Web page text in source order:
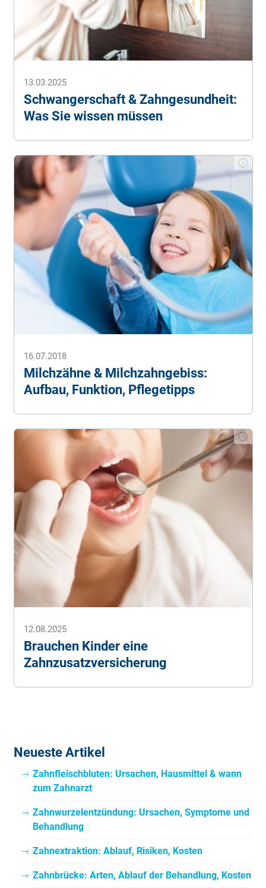
13.03.2025
Schwangerschaft & Zahngesundheit:
Was Sie wissen müssen
16.07.2018
Milchzähne & Milchzahngebiss:
Aufbau, Funktion, Pflegetipps
12.08.2025
Brauchen Kinder eine
Zahnzusatzversicherung
Neueste Artikel
Zahnfleischbluten: Ursachen, Hausmittel & wann
zum Zahnarzt
Zahnwurzelentzündung: Ursachen, Symptome und
Behandlung
Zahnextraktion: Ablauf, Risiken, Kosten
Zahnbrücke: Arten, Ablauf der Behandlung, Kosten